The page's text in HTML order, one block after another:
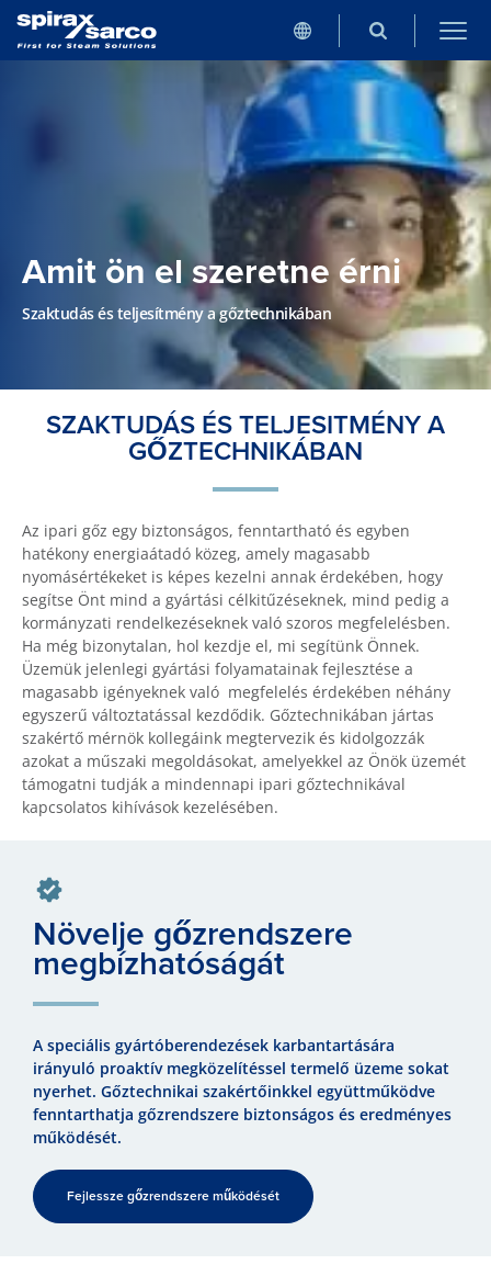
Amit ön el szeretne érni
Szaktudás és teljesítmény a gőztechnikában
SZAKTUDÁS ÉS TELJESITMÉNY A
GŐZTECHNIKÁBAN
Az ipari gőz egy biztonságos, fenntartható és egyben
hatékony energiaátadó közeg, amely magasabb
nyomásértékeket is képes kezelni annak érdekében, hogy
segítse Önt mind a gyártási célkitűzéseknek, mind pedig a
kormányzati rendelkezéseknek való szoros megfelelésben.
Ha még bizonytalan, hol kezdje el, mi segítünk Önnek.
Üzemük jelenlegi gyártási folyamatainak fejlesztése a
magasabb igényeknek való megfelelés érdekében néhány
egyszerű változtatással kezdődik. Gőztechnikában jártas
szakértő mérnök kollegáink megtervezik és kidolgozzák
azokat a műszaki megoldásokat, amelyekkel az Önök üzemét
támogatni tudják a mindennapi ipari gőztechnikával
kapcsolatos kihívások kezelésében.
Növelje gőzrendszere
megbízhatóságát
A speciális gyártóberendezések karbantartására
irányuló proaktív megközelítéssel termelő üzeme sokat
nyerhet. Gőztechnikai szakértőinkkel együttműködve
fenntarthatja gőzrendszere biztonságos és eredményes
működését.
Fejlessze gőzrendszere működését